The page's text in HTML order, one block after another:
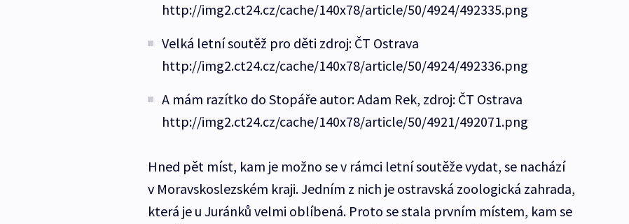
http://img2.ct24.cz/cache/140x78/article/50/4924/492335.png
Velká letní soutěž pro děti zdroj: ČT Ostrava
http://img2.ct24.cz/cache/140x78/article/50/4924/492336.png
A mám razítko do Stopáře autor: Adam Rek, zdroj: ČT Ostrava
http://img2.ct24.cz/cache/140x78/article/50/4921/492071.png
Hned pět míst, kam je možno se v rámci letní soutěže vydat, se nachází
v Moravskoslezském kraji. Jedním z nich je ostravská zoologická zahrada,
která je u Juránků velmi oblíbená. Proto se stala prvním místem, kam se